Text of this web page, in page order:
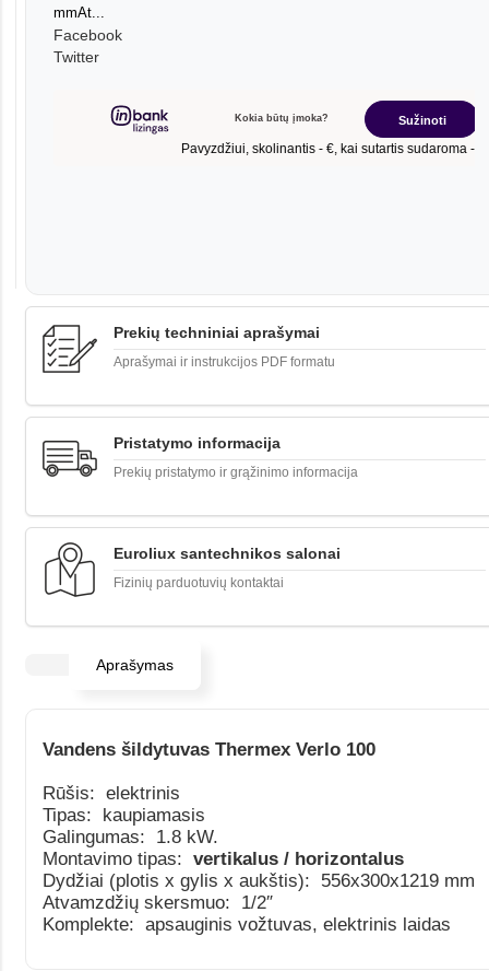
mmAt...
Facebook
Twitter
Prekių techniniai aprašymai
Aprašymai ir instrukcijos PDF formatu
Pristatymo informacija
Prekių pristatymo ir grąžinimo informacija
Euroliux santechnikos salonai
Fizinių parduotuvių kontaktai
Aprašymas
Vandens šildytuvas Thermex Verlo 100
Rūšis: elektrinis
Tipas: kaupiamasis
Galingumas: 1.8 kW.
Montavimo tipas: vertikalus / horizontalus
Dydžiai (plotis x gylis x aukštis): 556x300x1219 mm
Atvamzdžių skersmuo: 1/2″
Komplekte: apsauginis vožtuvas, elektrinis laidas